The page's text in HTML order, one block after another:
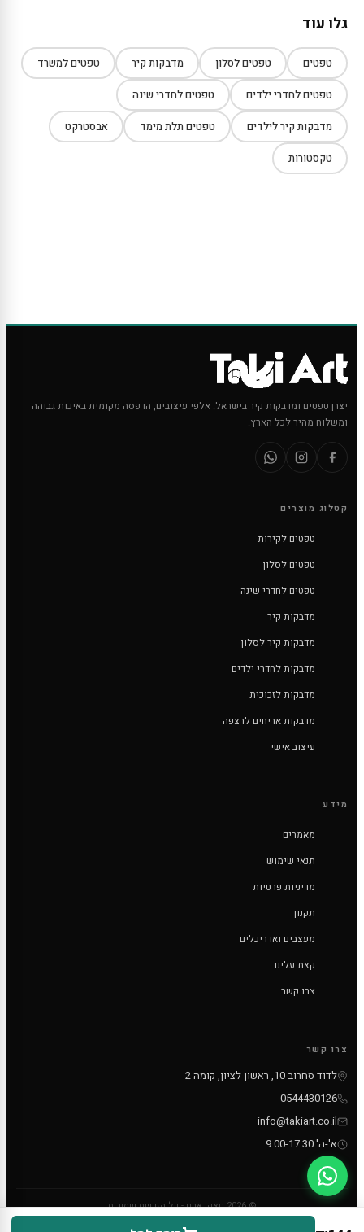
גלו עוד
טפטים טפטים לסלון מדבקות קיר טפטים למשרד
טפטים לחדרי ילדים טפטים לחדרי שינה
מדבקות קיר לילדים טפטים תלת מימד אבסטרקט
טקסטורות
יצרן טפטים ומדבקות קיר בישראל. אלפי עיצובים, הדפסה מקומית באיכות גבוהה
ומשלוח מהיר לכל הארץ.
קטלוג מוצרים
טפטים לקירות
טפטים לסלון
טפטים לחדרי שינה
מדבקות קיר
מדבקות קיר לסלון
מדבקות לחדרי ילדים
מדבקות לזכוכית
מדבקות אריחים לרצפה
עיצוב אישי
מידע
מאמרים
תנאי שימוש
מדיניות פרטיות
תקנון
מעצבים ואדריכלים
קצת עלינו
צרו קשר
צרו קשר
לדוד סחרוב 10, ראשון לציון, קומה 2
0544430126
info@takiart.co.il
א'-ה' 9:00-17:30
© 2026 טאקי ארט - כל הזכויות שמורות